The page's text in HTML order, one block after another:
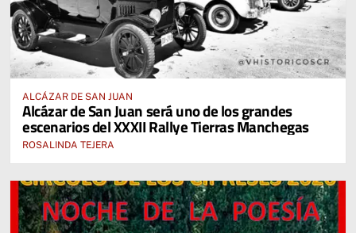
ALCÁZAR DE SAN JUAN
Alcázar de San Juan será uno de los grandes
escenarios del XXXII Rallye Tierras Manchegas
ROSALINDA TEJERA